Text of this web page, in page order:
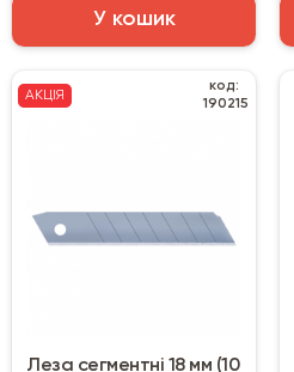
У кошик
АКЦІЯ
код:
190215
Леза сегментні 18 мм (10